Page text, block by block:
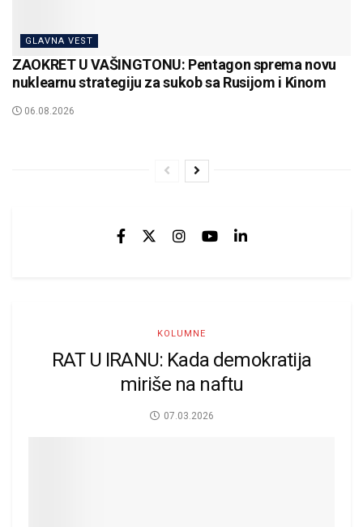
GLAVNA VEST
ZAOKRET U VAŠINGTONU: Pentagon sprema novu
nuklearnu strategiju za sukob sa Rusijom i Kinom
06.08.2026
KOLUMNE
RAT U IRANU: Kada demokratija
miriše na naftu
07.03.2026